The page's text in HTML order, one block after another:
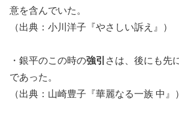
意を含んでいた。
（出典：小川洋子『やさしい訴え』）
・銀平のこの時の強引 さは、後にも先
であった。
（出典：山崎豊子『華麗なる一族 中』）